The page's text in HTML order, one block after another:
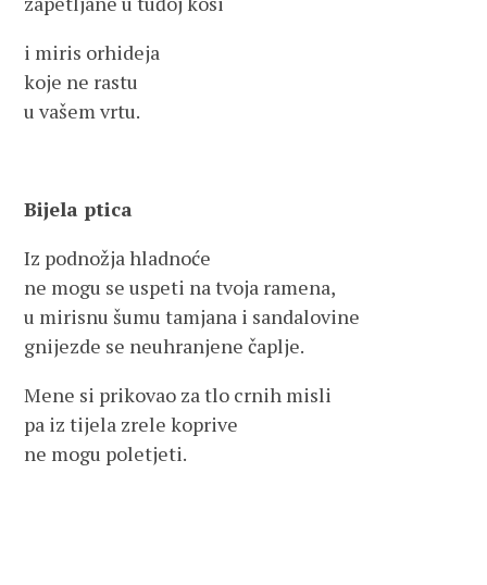
i miris orhideja
koje ne rastu
u vašem vrtu.
Bijela ptica
Iz podnožja hladnoće
ne mogu se uspeti na tvoja ramena,
u mirisnu šumu tamjana i sandalovine
gnijezde se neuhranjene čaplje.
Mene si prikovao za tlo crnih misli
pa iz tijela zrele koprive
ne mogu poletjeti.